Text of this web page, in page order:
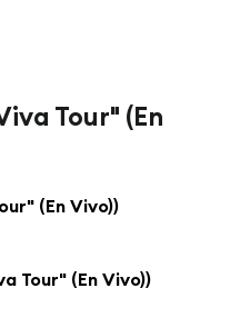
Tour" (En
(En Vivo))
Tour" (En Vivo))